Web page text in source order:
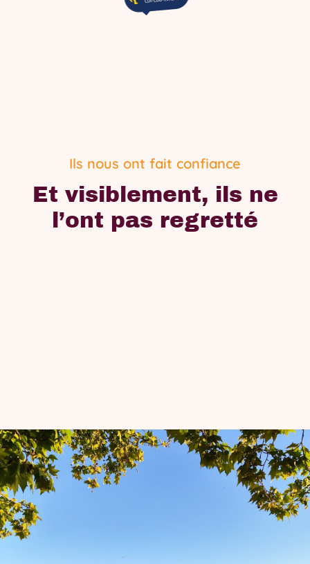
Ils nous ont fait confiance
Et visiblement, ils ne
l’ont pas regretté